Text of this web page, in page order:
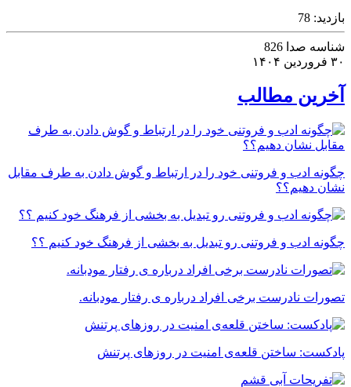
بازدید: 78
شناسه صدا
۳۰ فروردین ۱۴۰۴
آخرین مطالب
چگونه ادب و فروتنی خود را در ارتباط و گوش دادن به طرف مقابل
نشان دهیم؟؟
چگونه ادب و فروتنی رو تبدیل به بخشی از فرهنگ خود کنیم ؟؟
تصورات نادرست برخی افراد درباره ی رفتار مودبانه.
پادکست: ساختن قلعه‌ی امنیت در روزهای پرتنش